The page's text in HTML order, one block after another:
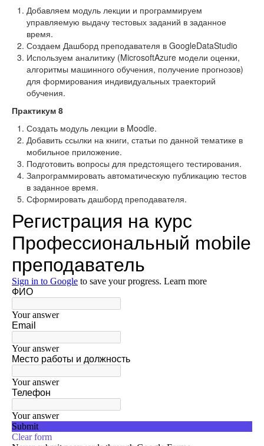
Добавляем модуль лекции и программируем
управляемую выдачу тестовых заданий в заданное
время.
Создаем Дашборд преподавателя в GoogleDataStudio
Используем аналитику (MicrosoftAzure модели оценки,
алгоритмы машинного обучения, получение прогнозов)
для формирования индивидуальных траекторий
обучения.
Практикум 8
Создать модуль лекции в Moodle.
Добавить ссылки на книги, статьи по данной тематике в
мобильное приложение.
Подготовить вопросы для предстоящего тестирования.
Запрограммировать автоматическую публикацию тестов
в заданное время.
Сформировать дашборд преподавателя.